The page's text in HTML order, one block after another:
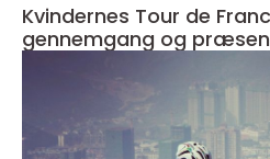
Kvindernes Tour de
gennemgang og